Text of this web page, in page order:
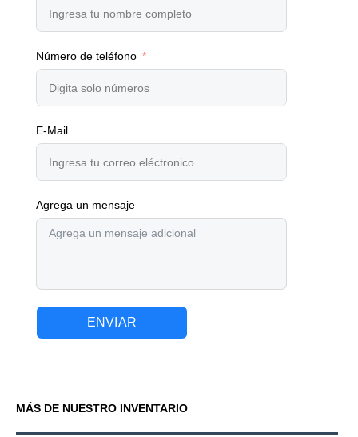
Número de teléfono
E-Mail
Agrega un mensaje
ENVIAR
MÁS DE NUESTRO INVENTARIO